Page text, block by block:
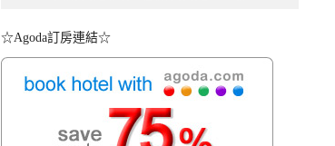
☆Agoda訂房連結☆